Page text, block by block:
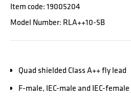
Item code: 19005204
Model Number: RLA++10-5B
Quad shielded Class A++ fly lead
F-male, IEC-male and IEC-